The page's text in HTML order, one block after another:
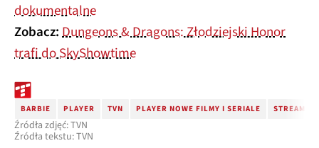
dokumentalne
Zobacz:Dungeons & Dragons: Złodziejski Honor
trafi do SkyShowtime
BARBIE PLAYER TVN PLAYER NOWE FILMY I SERIALE
Źródła zdjęć: TVN
Źródła tekstu: TVN